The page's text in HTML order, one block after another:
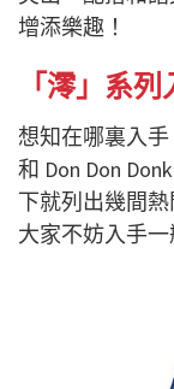
增添樂趣！
「澪」系
想知在哪裏入
和 Don Don
下就列出幾間熱
大家不妨入手一